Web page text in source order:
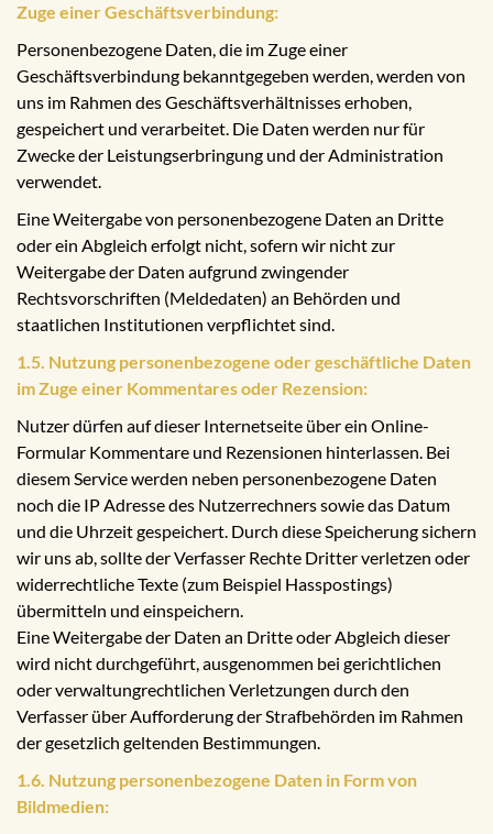
Zuge einer Geschäftsverbindung:
Personenbezogene Daten, die im Zuge einer
Geschäftsverbindung bekanntgegeben werden, werden von
uns im Rahmen des Geschäftsverhältnisses erhoben,
gespeichert und verarbeitet. Die Daten werden nur für
Zwecke der Leistungserbringung und der Administration
verwendet.
Eine Weitergabe von personenbezogene Daten an Dritte
oder ein Abgleich erfolgt nicht, sofern wir nicht zur
Weitergabe der Daten aufgrund zwingender
Rechtsvorschriften (Meldedaten) an Behörden und
staatlichen Institutionen verpflichtet sind.
1.5. Nutzung personenbezogene oder geschäftliche Daten
im Zuge einer Kommentares oder Rezension:
Nutzer dürfen auf dieser Internetseite über ein Online-
Formular Kommentare und Rezensionen hinterlassen. Bei
diesem Service werden neben personenbezogene Daten
noch die IP Adresse des Nutzerrechners sowie das Datum
und die Uhrzeit gespeichert. Durch diese Speicherung sichern
wir uns ab, sollte der Verfasser Rechte Dritter verletzen oder
widerrechtliche Texte (zum Beispiel Hasspostings)
übermitteln und einspeichern.
Eine Weitergabe der Daten an Dritte oder Abgleich dieser
wird nicht durchgeführt, ausgenommen bei gerichtlichen
oder verwaltungrechtlichen Verletzungen durch den
Verfasser über Aufforderung der Strafbehörden im Rahmen
der gesetzlich geltenden Bestimmungen.
1.6. Nutzung personenbezogene Daten in Form von
Bildmedien: